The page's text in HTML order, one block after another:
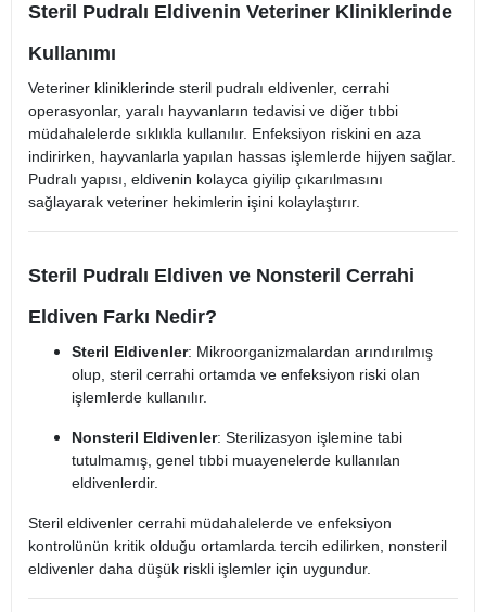
Steril Pudralı Eldivenin Veteriner Kliniklerinde
Kullanımı
Veteriner kliniklerinde steril pudralı eldivenler, cerrahi
operasyonlar, yaralı hayvanların tedavisi ve diğer tıbbi
müdahalelerde sıklıkla kullanılır. Enfeksiyon riskini en aza
indirirken, hayvanlarla yapılan hassas işlemlerde hijyen sağlar.
Pudralı yapısı, eldivenin kolayca giyilip çıkarılmasını
sağlayarak veteriner hekimlerin işini kolaylaştırır.
Steril Pudralı Eldiven ve Nonsteril Cerrahi
Eldiven Farkı Nedir?
Steril Eldivenler: Mikroorganizmalardan arındırılmış
olup, steril cerrahi ortamda ve enfeksiyon riski olan
işlemlerde kullanılır.
Nonsteril Eldivenler: Sterilizasyon işlemine tabi
tutulmamış, genel tıbbi muayenelerde kullanılan
eldivenlerdir.
Steril eldivenler cerrahi müdahalelerde ve enfeksiyon
kontrolünün kritik olduğu ortamlarda tercih edilirken, nonsteril
eldivenler daha düşük riskli işlemler için uygundur.